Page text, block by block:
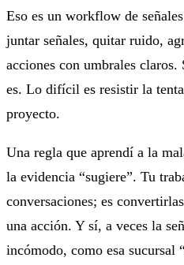
Eso es un workflow de
juntar señales, quitar ruido,
acciones con umbrales
es. Lo difícil es resistir la
proyecto.
Una regla que aprendí a la
la evidencia “sugiere”. Tu
conversaciones; es
una acción. Y sí, a veces la
incómodo, como esa sucursal